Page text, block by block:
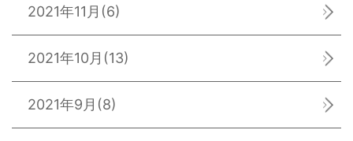
2021年11月 (6)
2021年10月 (13)
2021年9月 (8)